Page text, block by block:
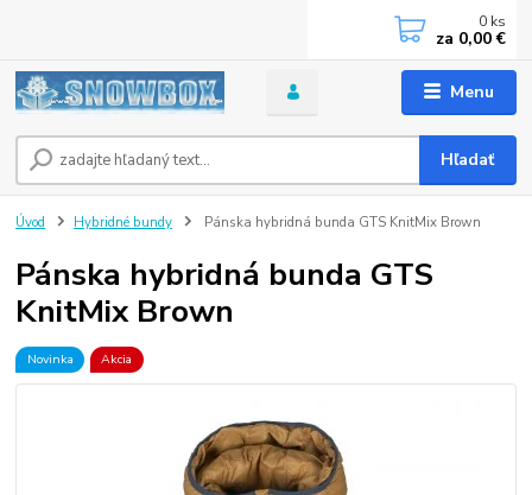
Menu
Hľadať
0 ks
za 0,00 €
Úvod Hybridné bundy Pánska hybridná bunda GTS KnitMix Brown
Pánska hybridná bunda GTS
KnitMix Brown
Novinka Akcia